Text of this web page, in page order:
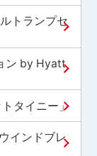
トランプセ
ン by Hyatt
タイニー」
インドブレ